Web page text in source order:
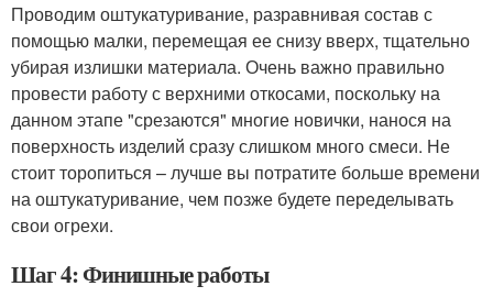
Проводим оштукатуривание, разравнивая состав с
помощью малки, перемещая ее снизу вверх, тщательно
убирая излишки материала. Очень важно правильно
провести работу с верхними откосами, поскольку на
данном этапе "срезаются" многие новички, нанося на
поверхность изделий сразу слишком много смеси. Не
стоит торопиться – лучше вы потратите больше времени
на оштукатуривание, чем позже будете переделывать
свои огрехи.
Шаг 4: Финишные работы